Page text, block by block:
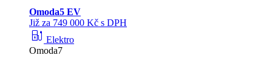
Omoda5 EV
Již za 749 000 Kč s DPH
ev_station Elektro
Omoda7